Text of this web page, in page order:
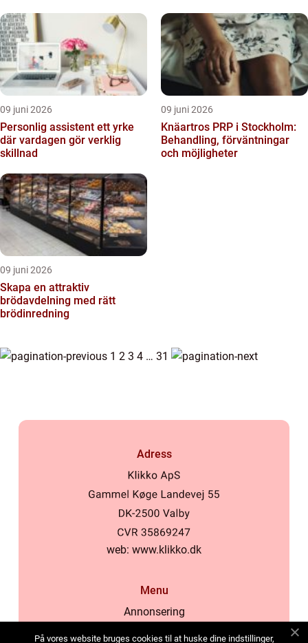
09 juni 2026
Personlig assistent ett yrke
där vardagen gör verklig
skillnad
09 juni 2026
Knäartros PRP i Stockholm:
Behandling, förväntningar
och möjligheter
09 juni 2026
Skapa en attraktiv
brödavdelning med rätt
brödinredning
1 2 3 4 … 31
Adress
web: www.klikko.dk
Menu
Annonsering
På vores website bruges cookies til at huske dine indstillinger,